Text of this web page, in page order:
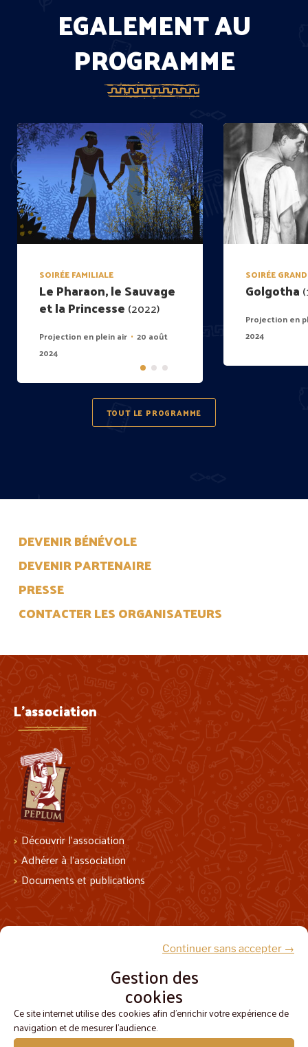
Gestion des
cookies
Ce site internet utilise des cookies afin d'enrichir votre expérience de
navigation et de mesurer l'audience.
Continuer sans accepter →
EGALEMENT AU
PROGRAMME
SOIRÉE FAMILIALE
Le Pharaon, le Sauvage
et la Princesse (2022)
Projection en plein air • 20 août
2024
SOIRÉE
Golgotha
Projection en
2024
TOUT LE PROGRAMME
DEVENIR BÉNÉVOLE
DEVENIR PARTENAIRE
PRESSE
CONTACTER LES ORGANISATEURS
L'association
Découvrir l’association
Adhérer à l’association
Documents et publications